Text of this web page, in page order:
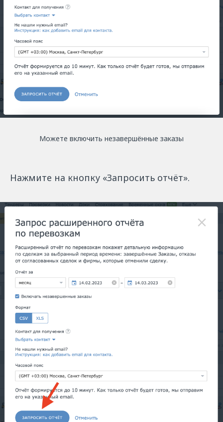
Можете включить незавершённые заказы
Нажмите на кнопку «Запросить отчёт».